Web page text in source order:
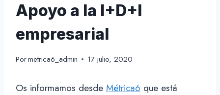
Apoyo a la I+D+I
empresarial
Pormetrica6_admin 17 julio, 2020
Os informamos desde Métrica6 que está